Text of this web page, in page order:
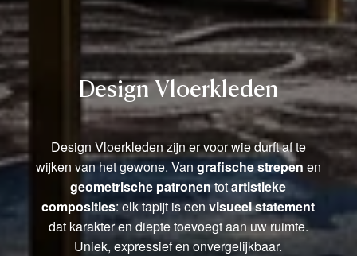
Design Vloerkleden
Design Vloerkleden zijn er voor wie durft af te
wijken van het gewone. Van grafische strepen en
geometrische patronentotartistieke
composities: elk tapijt is eenvisueel statement
dat karakter en diepte toevoegt aan uw ruimte.
Uniek, expressief en onvergelijkbaar.